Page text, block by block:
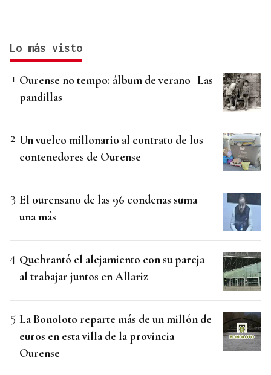
Lo más visto
Ourense no tempo: álbum de verano | Las
pandillas
Un vuelco millonario al contrato de los
contenedores de Ourense
El ourensano de las 96 condenas suma
una más
Quebrantó el alejamiento con su pareja
al trabajar juntos en Allariz
La Bonoloto reparte más de un millón de
euros en esta villa de la provincia
Ourense